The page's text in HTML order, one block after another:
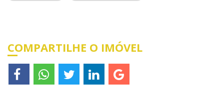
COMPARTILHE O IMÓVEL